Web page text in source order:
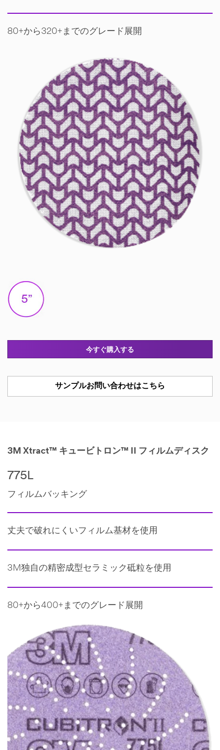
80+から320+までのグレード展開
今すぐ購入する
サンプルお問い合わせはこちら
3M Xtract™ キュービトロン™ II フィルムディスク
775L
フィルムバッキング
丈夫で破れにくいフィルム基材を使用
3M独自の精密成型セラミック砥粒を使用
80+から400+までのグレード展開